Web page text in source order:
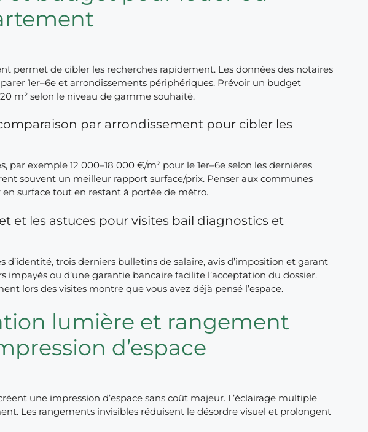
permet de cibler les recherches rapidement. Les données des notaires
1er–6e et arrondissements périphériques. Prévoir un budget
m² selon le niveau de gamme souhaité.
par arrondissement pour cibler les
par exemple 12 000–18 000 €/m² pour le 1er–6e selon les dernières
souvent un meilleur rapport surface/prix. Penser aux communes
surface tout en restant à portée de métro.
et les astuces pour visites bail diagnostics et
d’identité, trois derniers bulletins de salaire, avis d’imposition et garant
impayés ou d’une garantie bancaire facilite l’acceptation du dossier.
lors des visites montre que vous avez déjà pensé l’espace.
lumière et rangement
d’espace
une impression d’espace sans coût majeur. L’éclairage multiple
Les rangements invisibles réduisent le désordre visuel et prolongent